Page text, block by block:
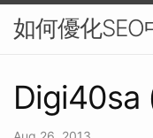
如何優化
Digi40sa